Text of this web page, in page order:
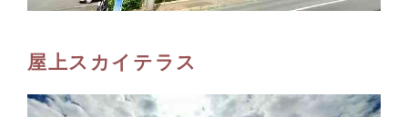
屋上スカイテラス